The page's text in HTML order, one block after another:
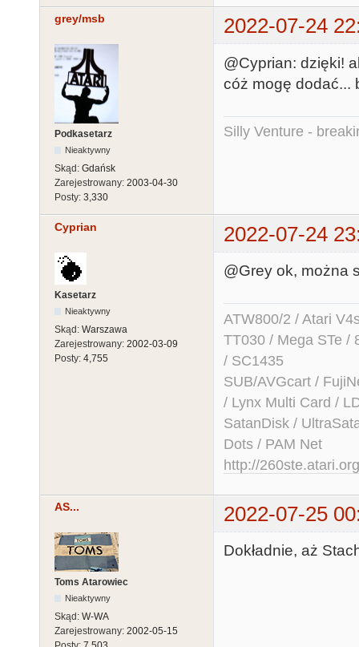
grey/msb 2022-07-24
Podkasetarz
Nieaktywny
Skąd: Gdańsk
Zarejestrowany: 2003-04-30
Posty: 3,330
@Cyprian: dzięki!
cóż mogę dodać...
Silly Venture -
Cyprian 2022-07-24
Kasetarz
Nieaktywny
Skąd: Warszawa
Zarejestrowany: 2002-03-09
Posty: 4,755
@Grey ok, można
ATW800/2 / Atari
TT030 / Mega STe /
/ SC1435
SUB/AVGcart /
/ Lynx Multi Card /
SatanDisk /
Dots / PAM Net
http://260ste.atari.org
AS... 2022-07-25
Toms Atarowiec
Nieaktywny
Skąd: W-WA
Zarejestrowany: 2002-05-15
Dokładnie, aż